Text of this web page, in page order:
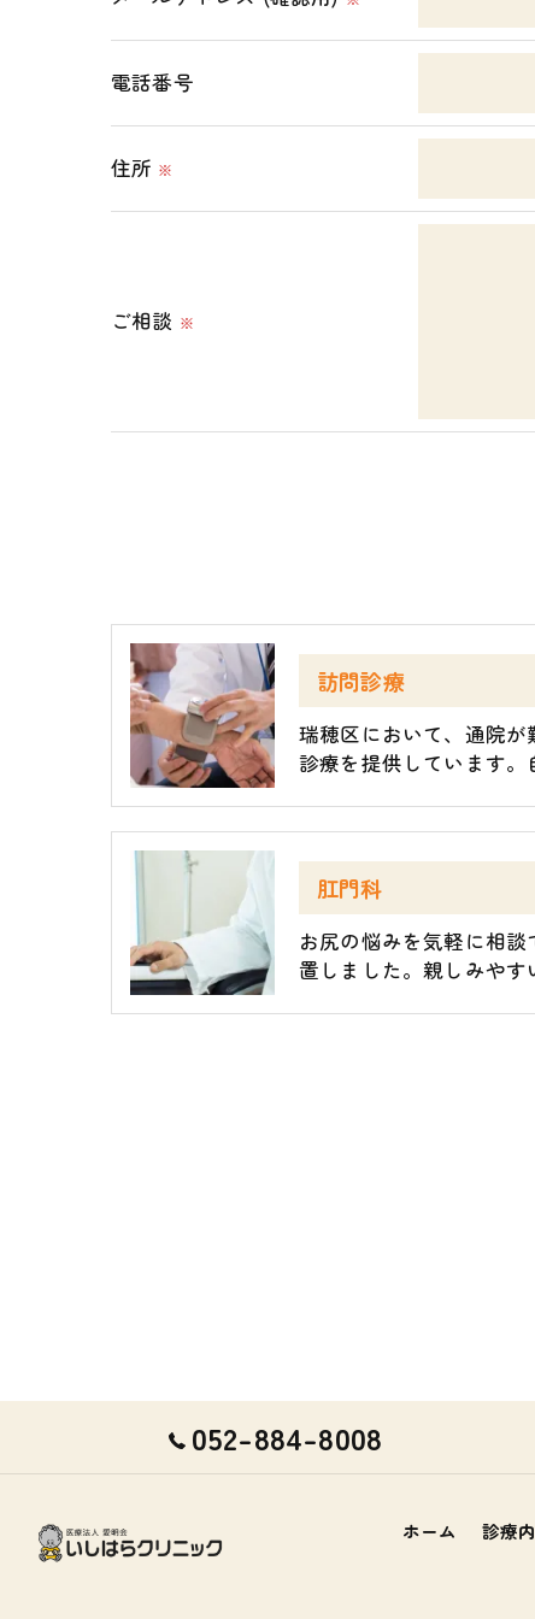
＜個人情報の開示･訂正・削除･利用停止の
当社では、お客様の個人情報の開示･訂
ご本人である事を確認のうえ、対応させて
個人情報の開示･訂正･削除・利用停止の具
電話番号
住所 ※
ご相談 ※
訪問診療
瑞穂区において、通院
診療を提供しています
肛門科
お尻の悩みを気軽に相
置しました。親しみや
052-884-8008
ホーム 診療